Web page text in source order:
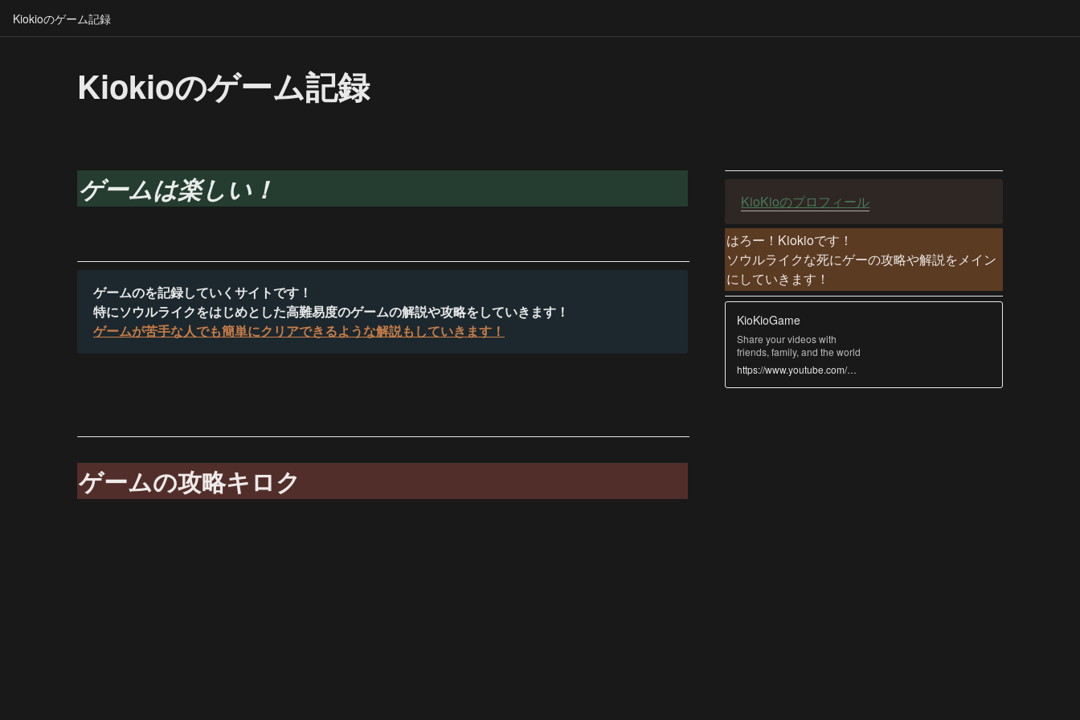
Kiokioのゲーム記録
Kiokioのゲーム記録
ゲームは楽しい！
ゲームのを記録していくサイトです！
ゲームが苦手な人でも簡単にクリアできるような解説もしていきます！
ゲームの攻略キロク
KioKioのプロフィール
はろー！Kiokioです！
ソウルライクな死にゲーの攻略や解説をメイン
にしていきます！
KioKioGame
Share your videos with
friends, family, and the world
https://www.youtube.com/@GAMES-fb2uk